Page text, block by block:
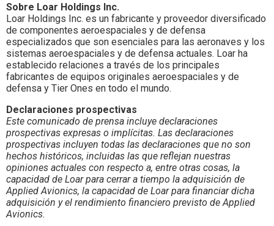
Sobre Loar Holdings Inc.
Loar Holdings Inc. es un fabricante y proveedor diversificado
de componentes aeroespaciales y de defensa
especializados que son esenciales para las aeronaves y los
sistemas aeroespaciales y de defensa actuales. Loar ha
establecido relaciones a través de los principales
fabricantes de equipos originales aeroespaciales y de
defensa y Tier Ones en todo el mundo.
Declaraciones prospectivas
Este comunicado de prensa incluye declaraciones
prospectivas expresas o implícitas. Las declaraciones
prospectivas incluyen todas las declaraciones que no son
hechos históricos, incluidas las que reflejan nuestras
opiniones actuales con respecto a, entre otras cosas, la
capacidad de Loar para cerrar a tiempo la adquisición de
Applied Avionics, la capacidad de Loar para financiar dicha
adquisición y el rendimiento financiero previsto de Applied
Avionics.